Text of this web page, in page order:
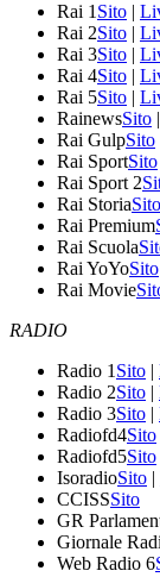
Rai 1 Sito |
Rai 2Sito |
Rai 3Sito |
Rai 4Sito |
Rai 5Sito |
RainewsSito |
Rai GulpSito
Rai SportSito
Rai Sport 2
Rai StoriaSito
Rai Premium
Rai Scuola
Rai YoYoSito
Rai Movie
RADIO
Radio 1 Sito |
Radio 2Sito |
Radio 3Sito |
Radiofd4Sito
Radiofd5Sito
IsoradioSito |
CCISSSito
GR
Giornale
Web Radio 6